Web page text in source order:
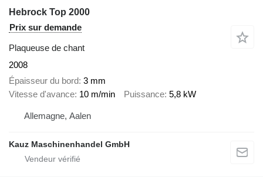
Hebrock Top 2000
Prix sur demande
Plaqueuse de chant
2008
Épaisseur du bord 3 mm
Vitesse d'avance 10 m/min Puissance 5,8 kW
Allemagne, Aalen
Kauz Maschinenhandel GmbH